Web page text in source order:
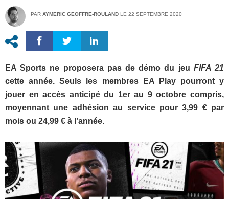
PAR AYMERIC GEOFFRE-ROULAND LE 22 SEPTEMBRE 2020
EA Sports ne proposera pas de démo du jeu FIFA 21
cette année. Seuls les membres EA Play pourront y
jouer en accès anticipé du 1er au 9 octobre compris,
moyennant une adhésion au service pour 3,99 € par
mois ou 24,99 € à l’année.